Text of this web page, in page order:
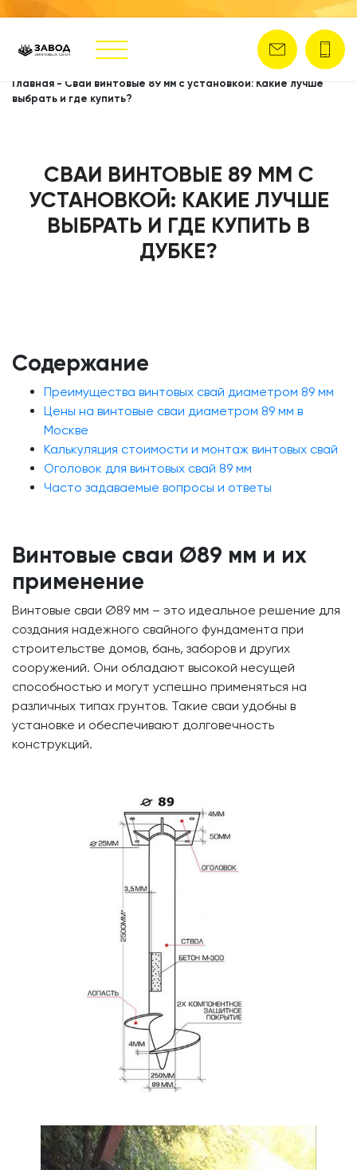
Главная - Сваи винтовые 89 мм с установкой: Какие лучше
выбрать и где купить?
СВАИ ВИНТОВЫЕ 89 ММ С
УСТАНОВКОЙ: КАКИЕ ЛУЧШЕ
ВЫБРАТЬ И ГДЕ КУПИТЬ В
ДУБКЕ?
Содержание
Преимущества винтовых свай диаметром 89 мм
Цены на винтовые сваи диаметром 89 мм в
Москве
Калькуляция стоимости и монтаж винтовых свай
Оголовок для винтовых свай 89 мм
Часто задаваемые вопросы и ответы
Винтовые сваи Ø89 мм и их
применение
Винтовые сваи Ø89 мм – это идеальное решение для
создания надежного свайного фундамента при
строительстве домов, бань, заборов и других
сооружений. Они обладают высокой несущей
способностью и могут успешно применяться на
различных типах грунтов. Такие сваи удобны в
установке и обеспечивают долговечность
конструкций.